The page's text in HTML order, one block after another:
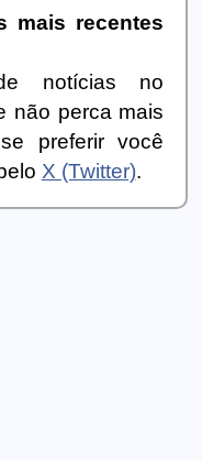
mais recentes
notícias no
não perca mais
preferir você
X (Twitter).